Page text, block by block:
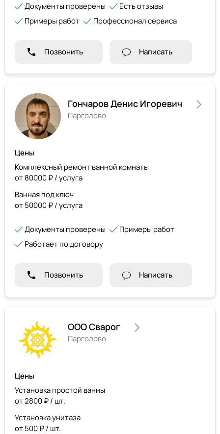
Документы проверены
Есть отзывы
Примеры работ
Профессионал сервиса
Позвонить Написать
Гончаров Денис Игоревич
Парголово
Цены
Комплексный ремонт ванной комнаты
от 80000 ₽ / услуга
Ванная под ключ
от 50000 ₽ / услуга
Документы проверены
Примеры работ
Работает по договору
Позвонить Написать
ООО Сварог
Парголово
Цены
Установка простой ванны
от 2800 ₽ / шт.
Установка унитаза
от 500 ₽ / шт.